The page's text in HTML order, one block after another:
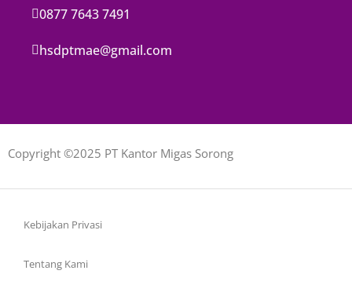
0877 7643 7491
hsdptmae@gmail.com
Copyright ©2025 PT Kantor Migas Sorong
Kebijakan Privasi
Tentang Kami